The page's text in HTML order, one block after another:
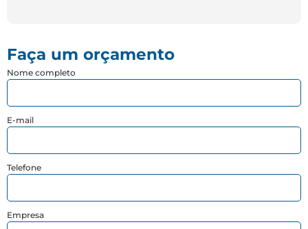
Faça um orçamento
Nome completo
E-mail
Telefone
Empresa